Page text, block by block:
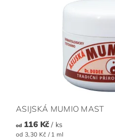
ASIJSKÁ MUMIO MAST
od116 Kč/ ks
od 3,30 Kč / 1 ml